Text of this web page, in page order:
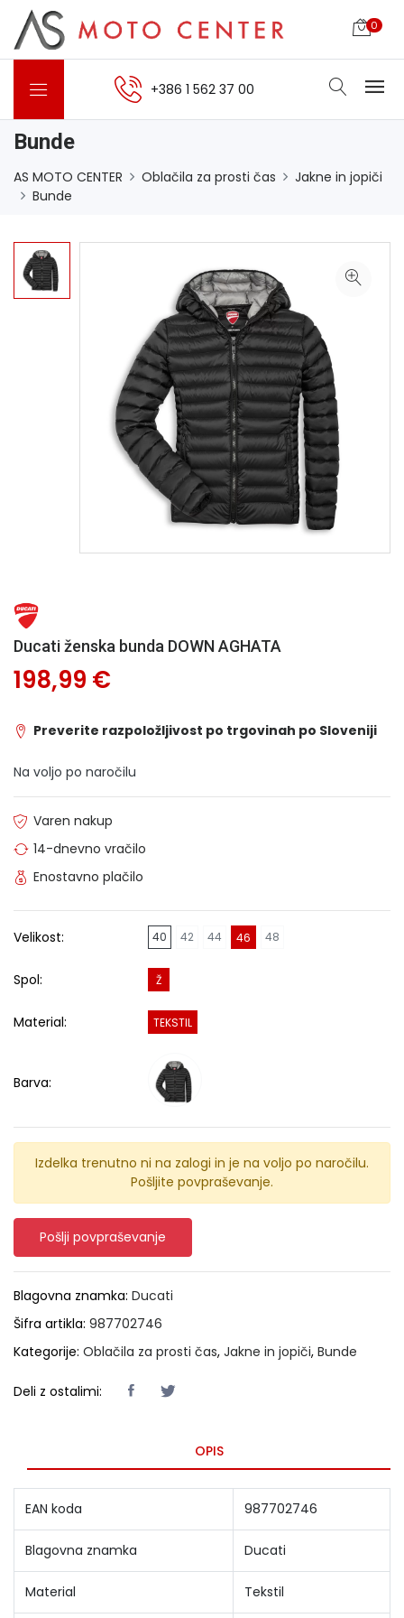
0
+386 1 562 37 00
Bunde
AS MOTO CENTER Oblačila za prosti čas
Jakne in jopiči
Bunde
Ducati ženska bunda DOWN AGHATA
198,99 €
Preverite razpoložljivost po trgovinah po Sloveniji
Na voljo po naročilu
Varen nakup
14-dnevno vračilo
Enostavno plačilo
Velikost: 40 42 44 46 48
Spol: Ž
Material: TEKSTIL
Barva:
Izdelka trenutno ni na zalogi in je na voljo po naročilu.
Pošljite povpraševanje.
Pošlji povpraševanje
Blagovna znamka: Ducati
Šifra artikla: 987702746
Kategorije: Oblačila za prosti čas, Jakne in jopiči, Bunde
Deli z ostalimi:
OPIS
EAN koda 987702746
Blagovna znamka Ducati
Material Tekstil